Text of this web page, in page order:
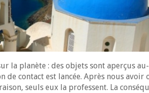
planète : des objets sont aperçus
de contact est lancée. Après nous
seuls eux la professent. La